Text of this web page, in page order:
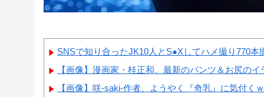
SNSで知り合ったJK10人とS●Xしてハメ撮り770本
【画像】漫画家・桂正和、最新のパンツ＆お尻の
【画像】咲-saki-作者、ようやく『奇乳』に気付く